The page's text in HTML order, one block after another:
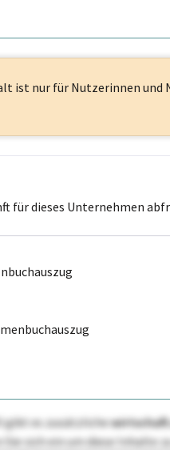
ist nur für Nutzerinnen und
für dieses Unternehmen
gibt es zusätzliche
Sie sich ein um diese Inhalte